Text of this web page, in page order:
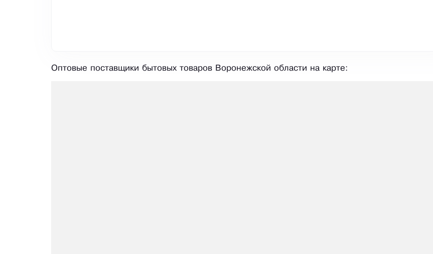
Оптовые поставщики бытовых товаров Воронежской области на карте: